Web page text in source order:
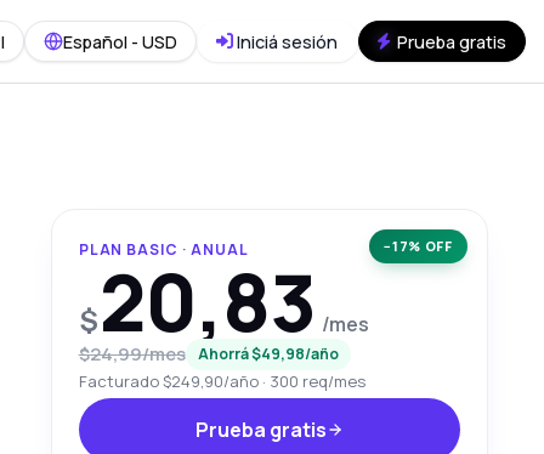
Español - USD Iniciá sesión Prueba gratis
−17% OFF
PLAN BASIC · ANUAL
$20,83 /mes
$24,99/mes Ahorrá $49,98/año
Facturado $249,90/año · 300 req/mes
Prueba gratis